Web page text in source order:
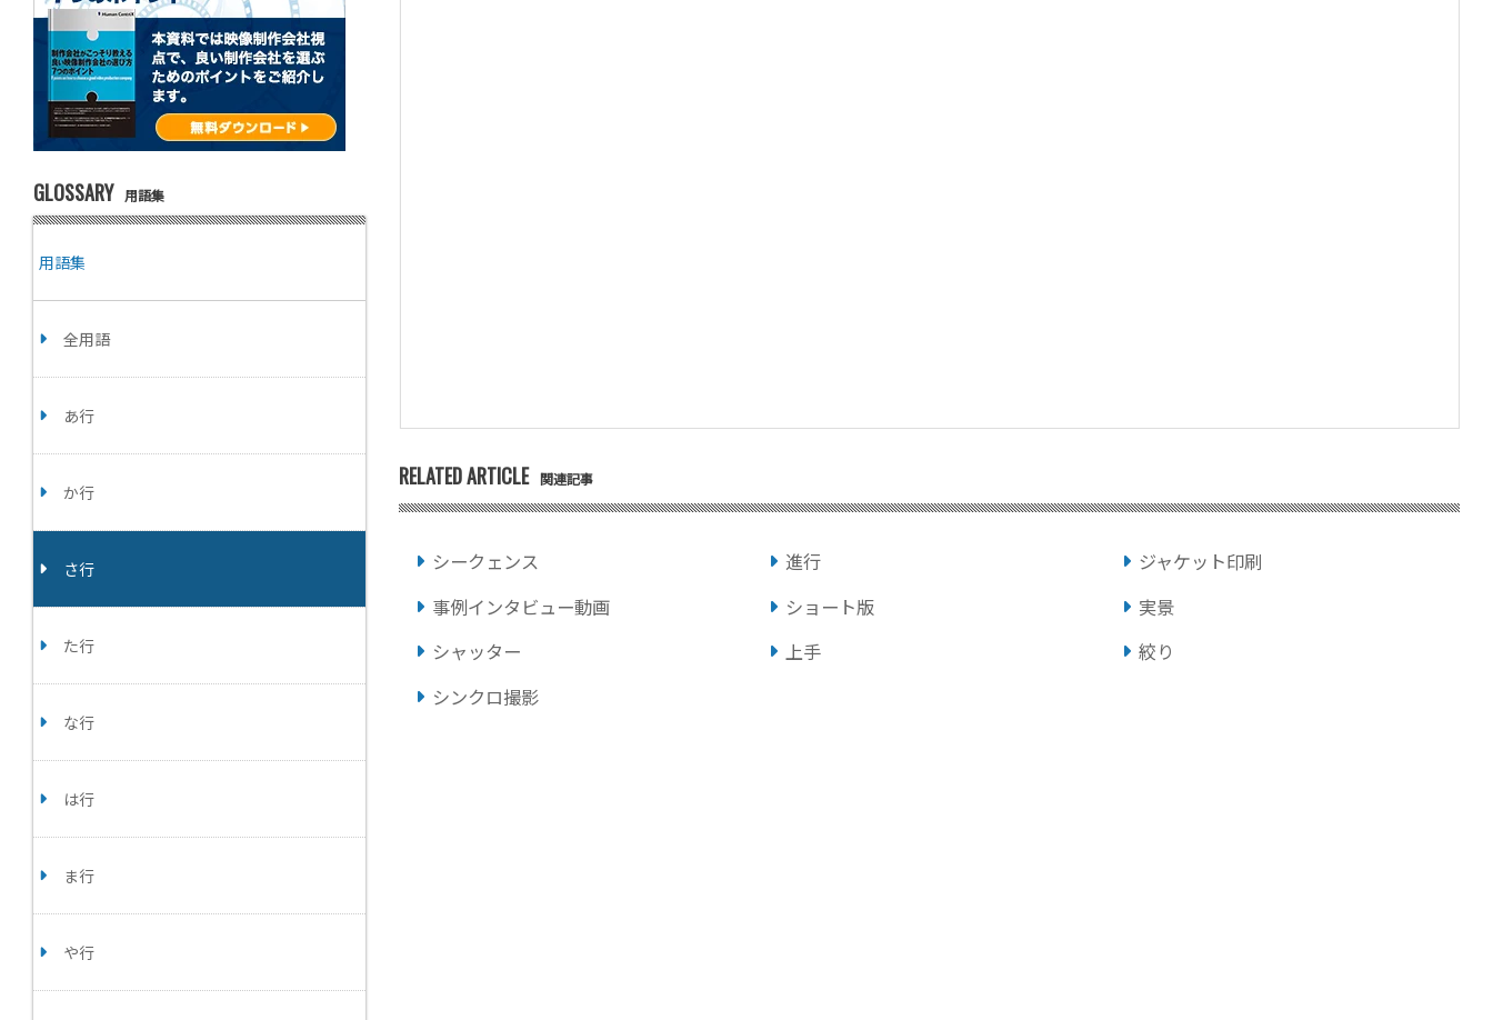
GLOSSARY 用語集
用語集
全用語
あ行
か行
さ行
た行
な行
は行
ま行
や行
RELATED ARTICLE 関連記事
シークェンス 進行
ジャケット印刷
事例インタビュー動画
ショート版
実景
シャッター
上手
絞り
シンクロ撮影